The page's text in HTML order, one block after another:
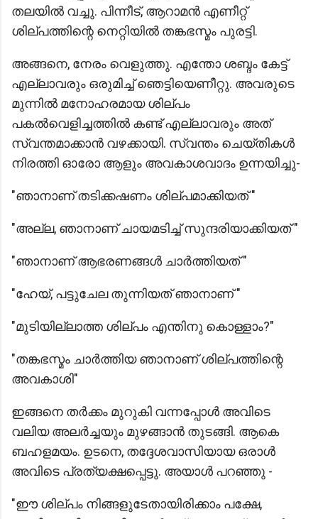
തലയിൽ വച്ചു. പിന്നീട്, ആറാമൻ എണീറ്റ്
ശില്പത്തിന്റെ നെറ്റിയിൽ തങ്കഭസ്മം പുരട്ടി.
അങ്ങനെ, നേരം വെളുത്തു. എന്തോ ശബ്ദം കേട്ട്
എല്ലാവരും ഒരുമിച്ച് ഞെട്ടിയെണീറ്റു. അവരുടെ
മുന്നില്‍ മനോഹരമായ ശില്പം
പകൽവെളിച്ചത്തിൽ കണ്ട് എല്ലാവരും അത്
സ്വന്തമാക്കാൻ വഴക്കായി. സ്വന്തം ചെയ്തികൾ
നിരത്തി ഓരോ ആളും അവകാശവാദം ഉന്നയിച്ചു-
"ഞാനാണ് തടിക്കഷണം ശില്പമാക്കിയത് "
"അല്ല, ഞാനാണ് ചായമടിച്ച് സുന്ദരിയാക്കിയത് "
"ഞാനാണ് ആഭരണങ്ങൾ ചാർത്തിയത് "
"ഹേയ്, പട്ടുചേല തുന്നിയത് ഞാനാണ് "
"മുടിയില്ലാത്ത ശില്പം എന്തിനു കൊള്ളാം?"
"തങ്കഭസ്മം ചാർത്തിയ ഞാനാണ് ശില്പത്തിന്റെ
അവകാശി"
ഇങ്ങനെ തർക്കം മുറുകി വന്നപ്പോൾ അവിടെ
വലിയ അലർച്ചയും മുഴങ്ങാൻ തുടങ്ങി. ആകെ
ബഹളമയം. ഉടനെ, തദ്ദേശവാസിയായ ഒരാൾ
അവിടെ പ്രത്യക്ഷപ്പെട്ടു. അയാൾ പറഞ്ഞു -
"ഈ ശില്പം നിങ്ങളുടേതായിരിക്കാം പക്ഷേ,